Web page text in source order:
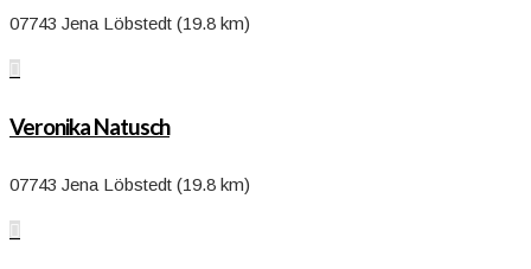
07743 Jena Löbstedt (19.8 km)

Veronika Natusch
07743 Jena Löbstedt (19.8 km)
